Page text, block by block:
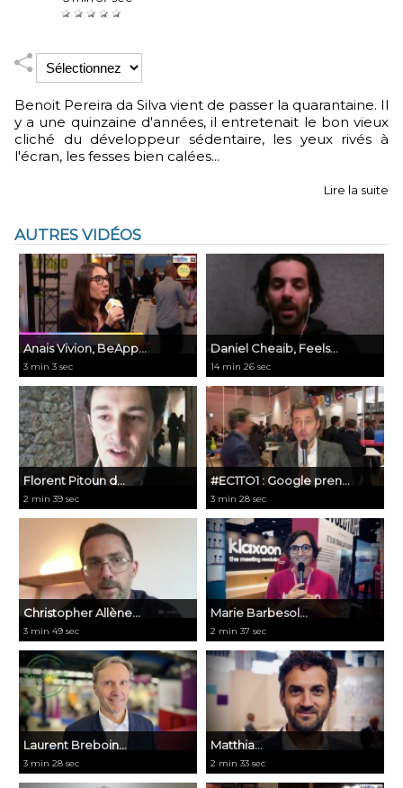
Benoit Pereira da Silva vient de passer la quarantaine. Il
y a une quinzaine d'années, il entretenait le bon vieux
cliché du développeur sédentaire, les yeux rivés à
l'écran, les fesses bien calées...
Lire la suite
AUTRES VIDÉOS
Anais Vivion, BeApp...
3 min 3 sec
Daniel Cheaib, Feels...
14 min 26 sec
Florent Pitoun d...
2 min 39 sec
#EC1TO1 : Google pren...
3 min 28 sec
Christopher Allène...
3 min 49 sec
Marie Barbesol...
2 min 37 sec
Laurent Breboin...
3 min 28 sec
Matthia...
2 min 33 sec